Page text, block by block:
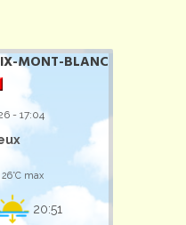
MONT-BLANC
- 17:04
26°C max
20:51